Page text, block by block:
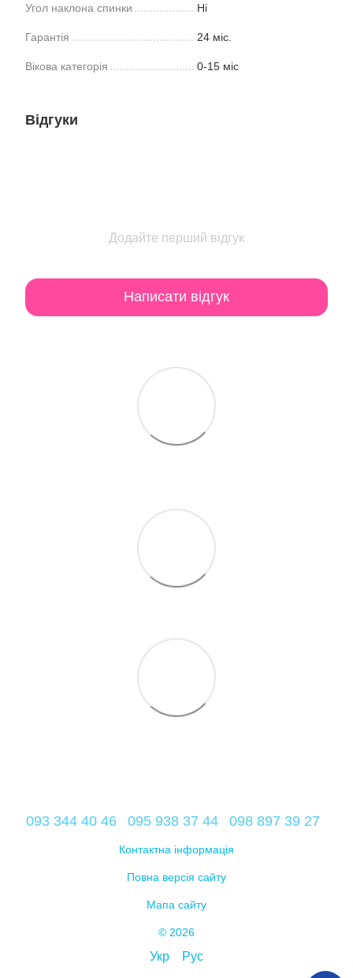
Угол наклона спинки Ні
Гарантія 24 міс.
Вікова категорія 0-15 міс
Відгуки
Додайте перший відгук
Написати відгук
093 344 40 46 095 938 37 44 098 897 39 27
Контактна інформація
Повна версія сайту
Мапа сайту
© 2026
Укр Рус